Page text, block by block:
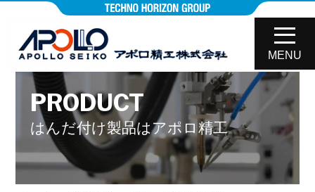
MENU
PRODUCT
はんだ付け製品はアポロ精工